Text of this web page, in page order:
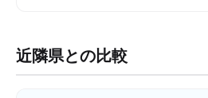
近隣県との比較